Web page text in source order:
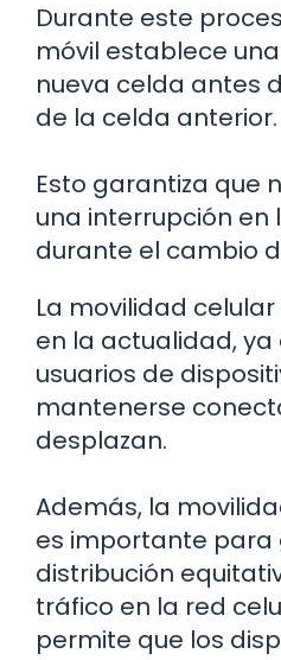
Durante este
móvil establece
nueva celda antes
de la celda anterior.
Esto garantiza que
una interrupción en
durante el cambio
La movilidad
en la actualidad,
usuarios de
mantenerse
desplazan.
Además, la
es importante para
distribución
tráfico en la red
permite que los